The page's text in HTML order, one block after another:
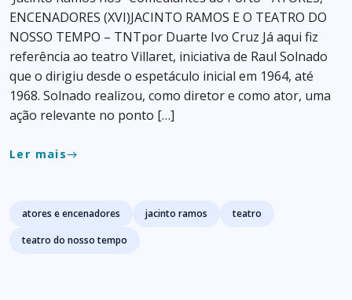
ENCENADORES (XVI)JACINTO RAMOS E O TEATRO DO
NOSSO TEMPO – TNTpor Duarte Ivo Cruz Já aqui fiz
referência ao teatro Villaret, iniciativa de Raul Solnado
que o dirigiu desde o espetáculo inicial em 1964, até
1968. Solnado realizou, como diretor e como ator, uma
ação relevante no ponto […]
Ler maiseast
Tags
atores e encenadores jacinto ramos
teatro
teatro do nosso tempo